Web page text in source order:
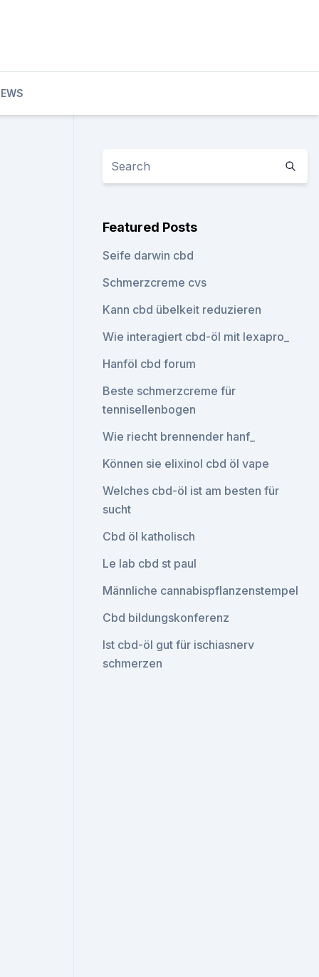
Featured Posts
Seife darwin cbd
Schmerzcreme cvs
Kann cbd übelkeit reduzieren
Wie interagiert cbd-öl mit lexapro_
Hanföl cbd forum
Beste schmerzcreme für
tennisellenbogen
Wie riecht brennender hanf_
Können sie elixinol cbd öl vape
Welches cbd-öl ist am besten für
sucht
Cbd öl katholisch
Le lab cbd st paul
Männliche cannabispflanzenstempel
Cbd bildungskonferenz
Ist cbd-öl gut für ischiasnerv
schmerzen